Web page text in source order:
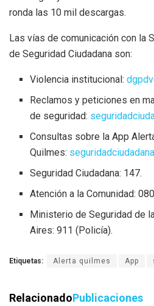
ronda las 10 mil descargas.
Las vías de comunicación con la
de Seguridad Ciudadana son:
Violencia institucional:
Reclamos y peticiones en
de seguridad:
Consultas sobre la App
Quilmes:
Seguridad Ciudadana: 147.
Atención a la Comunidad:
Ministerio de Seguridad de
Aires: 911 (Policía).
Etiquetas: Alerta quilmes App
RelacionadoPublicaciones